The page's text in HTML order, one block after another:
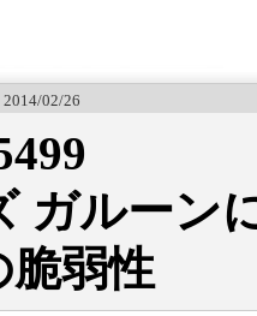
02/26
ガルーン
脆弱性